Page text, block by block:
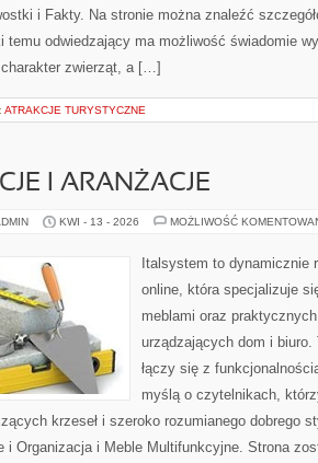
i Fakty. Na stronie można znaleźć
temu odwiedzający ma możliwość świadomie
zwierząt, a […]
ATRAKCJE TURYSTYCZNE
I ARANŻACJE
KWI - 13 - 2026 MOŻLIWOŚĆ
Italsystem to dynamicznie
online, która specjalizuje
meblami oraz
urządzających dom i
łączy się z
myślą o czytelnikach,
krzeseł i szeroko rozumianego dobrego
i Organizacja i Meble Multifunkcyjne. Strona